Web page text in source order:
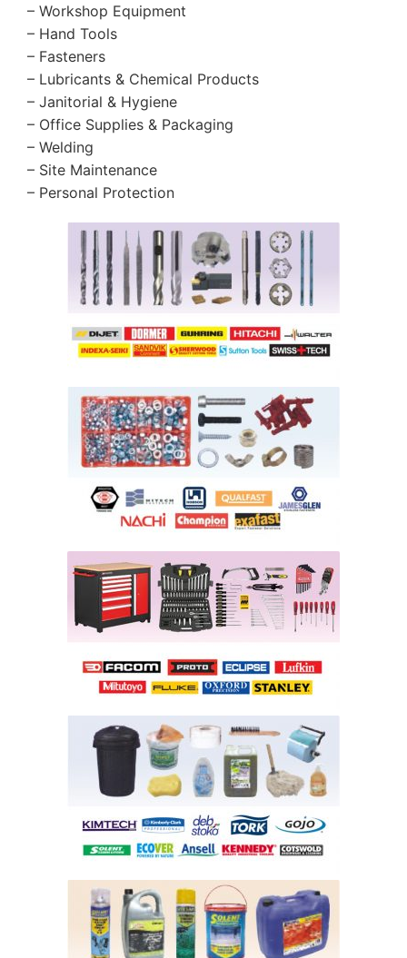
– Workshop Equipment
– Hand Tools
– Fasteners
– Lubricants & Chemical Products
– Janitorial & Hygiene
– Office Supplies & Packaging
– Welding
– Site Maintenance
– Personal Protection